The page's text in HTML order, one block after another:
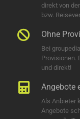
direkt von
bzw.
Ohne
Bei
Provisionen.
und direkt!
Angebote
Als Anbieter
Angebote